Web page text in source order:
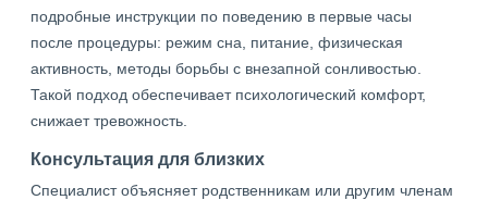
подробные инструкции по поведению в первые часы
после процедуры: режим сна, питание, физическая
активность, методы борьбы с внезапной сонливостью.
Такой подход обеспечивает психологический комфорт,
снижает тревожность.
Консультация для близких
Специалист объясняет родственникам или другим членам